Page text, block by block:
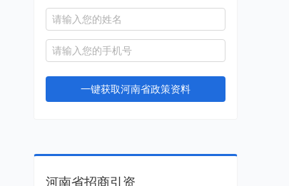
一键获取河南省政策资料
河南省招商引资